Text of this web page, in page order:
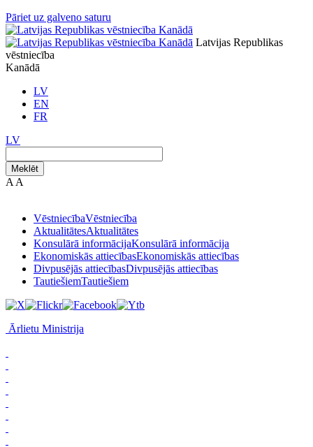
Pāriet uz galveno saturu
Latvijas Republikas
vēstniecība
Kanādā
LV
EN
FR
LV
Meklēt
A A
VēstniecībaVēstniecība
AktualitātesAktualitātes
Konsulārā informācijaKonsulārā informācija
Ekonomiskās attiecībasEkonomiskās attiecības
Divpusējās attiecībasDivpusējās attiecības
TautiešiemTautiešiem
Ārlietu Ministrija